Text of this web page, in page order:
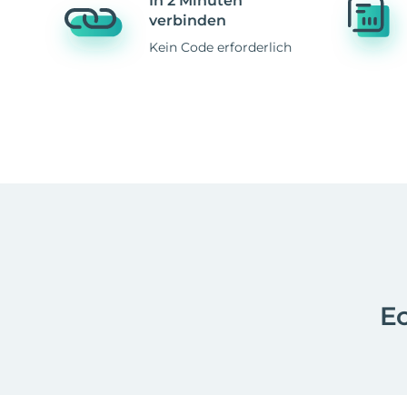
verbinden
Kein Code erforderlich